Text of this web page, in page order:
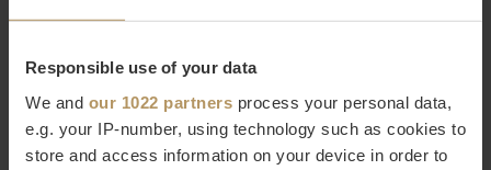
Responsible use of your data
We and our 1022 partners process your personal data,
e.g. your IP-number, using technology such as cookies to
store and access information on your device in order to
Eichholtz is een Nederlands merk met eenwereldwijde
bekendheid in de woonwereld en bestaat ruim twintig jaar. Zij
staan voor een hoogwaardige kwaliteit, werken met
luxe
detailsen hebben een zeer grote collectie in meubels en
woonaccessoires. Bij WDS vind je eengrote selectie van